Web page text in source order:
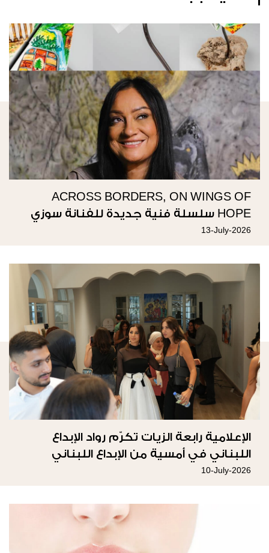
ACROSS BORDERS, ON WINGS OF
HOPE سلسلة فنية جديدة للفنانة سوزي
ناصيف
13-July-2026
الإعلامية رابعة الزيات تكرّم رواد الإبداع
اللبناني في أمسية من الإبداع اللبناني
10-July-2026